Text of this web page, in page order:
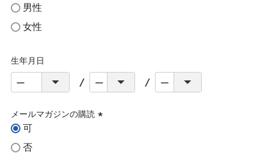
男性
女性
生年月日
メールマガジンの購読
可
否